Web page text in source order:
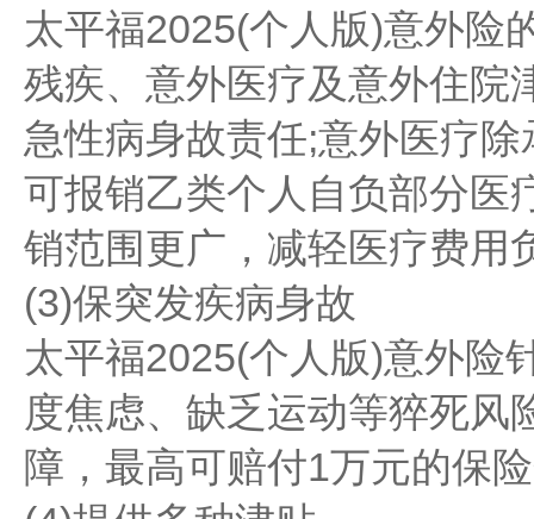
太平福2025(个人版)意外险
残疾、意外医疗及意外住院
急性病身故责任;意外医疗
可报销乙类个人自负部分医
销范围更广，减轻医疗费用
(3)保突发疾病身故
太平福2025(个人版)意外险
度焦虑、缺乏运动等猝死风
障，最高可赔付1万元的保